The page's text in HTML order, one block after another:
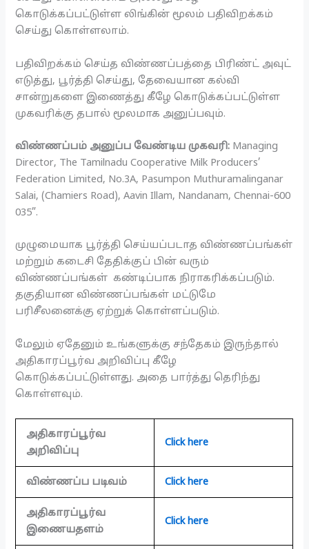
கொடுக்கப்பட்டுள்ள லிங்கின் மூலம் பதிவிறக்கம்
செய்து கொள்ளலாம்.
பதிவிறக்கம் செய்த விண்ணப்பத்தை பிரிண்ட் அவுட்
எடுத்து, பூர்த்தி செய்து, தேவையான கல்வி
சான்றுகளை இணைத்து கீழே கொடுக்கப்பட்டுள்ள
முகவரிக்கு தபால் மூலமாக அனுப்பவும்.
விண்ணப்பம் அனுப்ப வேண்டிய முகவரி: Managing
Director, The Tamilnadu Cooperative Milk Producers’
Federation Limited, No.3A, Pasumpon Muthuramalinganar
Salai, (Chamiers Road), Aavin Illam, Nandanam, Chennai-600
035”.
முழுமையாக பூர்த்தி செய்யப்படாத விண்ணப்பங்கள்
மற்றும் கடைசி தேதிக்குப் பின் வரும்
விண்ணப்பங்கள் கண்டிப்பாக நிராகரிக்கப்படும்.
தகுதியான விண்ணப்பங்கள் மட்டுமே
பரிசீலனைக்கு ஏற்றுக் கொள்ளப்படும்.
மேலும் ஏதேனும் உங்களுக்கு சந்தேகம் இருந்தால்
அதிகாரப்பூர்வ அறிவிப்பு கீழே
கொடுக்கப்பட்டுள்ளது. அதை பார்த்து தெரிந்து
கொள்ளவும்.
அதிகாரப்பூர்வ
அறிவிப்பு
Click here
விண்ணப்ப படிவம் Click here
அதிகாரப்பூர்வ
இணையதளம்
Click here